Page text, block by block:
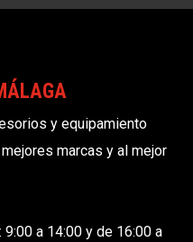
y equipamiento
marcas y al mejor
a 14:00 y de 16:00 a